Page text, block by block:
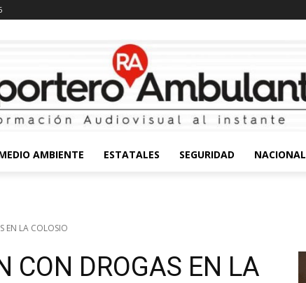
AMBIENTE ESTATALES SEGURIDAD NACIONAL
EN LA COLOSIO
CON DROGAS EN LA